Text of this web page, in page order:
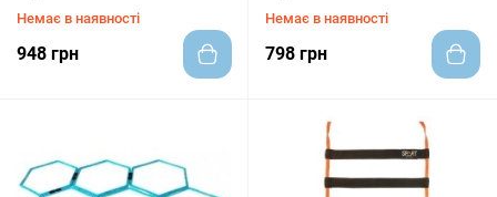
Немає в наявності
948 грн
Немає в наявності
798 грн